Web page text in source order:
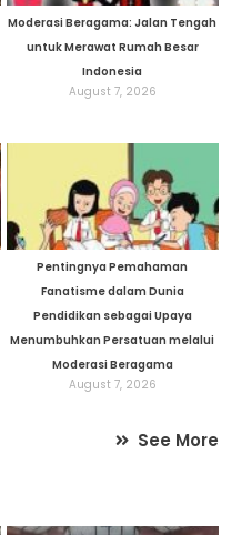
Moderasi Beragama: Jalan Tengah
untuk Merawat Rumah Besar
Indonesia
August 7, 2026
Pentingnya Pemahaman
Fanatisme dalam Dunia
Pendidikan sebagai Upaya
Menumbuhkan Persatuan melalui
Moderasi Beragama
August 7, 2026
See More